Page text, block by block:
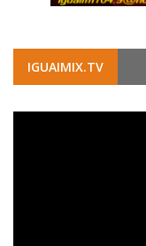
IGUAIMIX.TV